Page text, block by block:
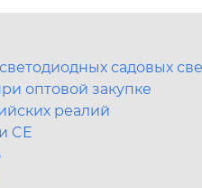
садовых
оптовой закупке
реалий
CE